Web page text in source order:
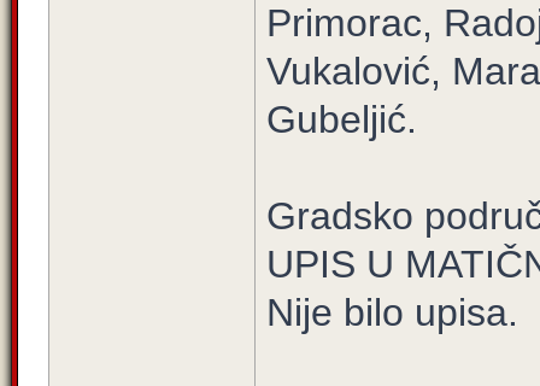
Primorac,
Vukalović,
Gubeljić.
Gradsko
UPIS U
Nije bilo upisa.